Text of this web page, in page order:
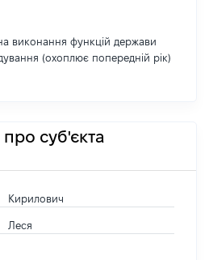
виконання функцій держави
(охоплює попередній рік)
про суб'єкта
Кирилович
Леся